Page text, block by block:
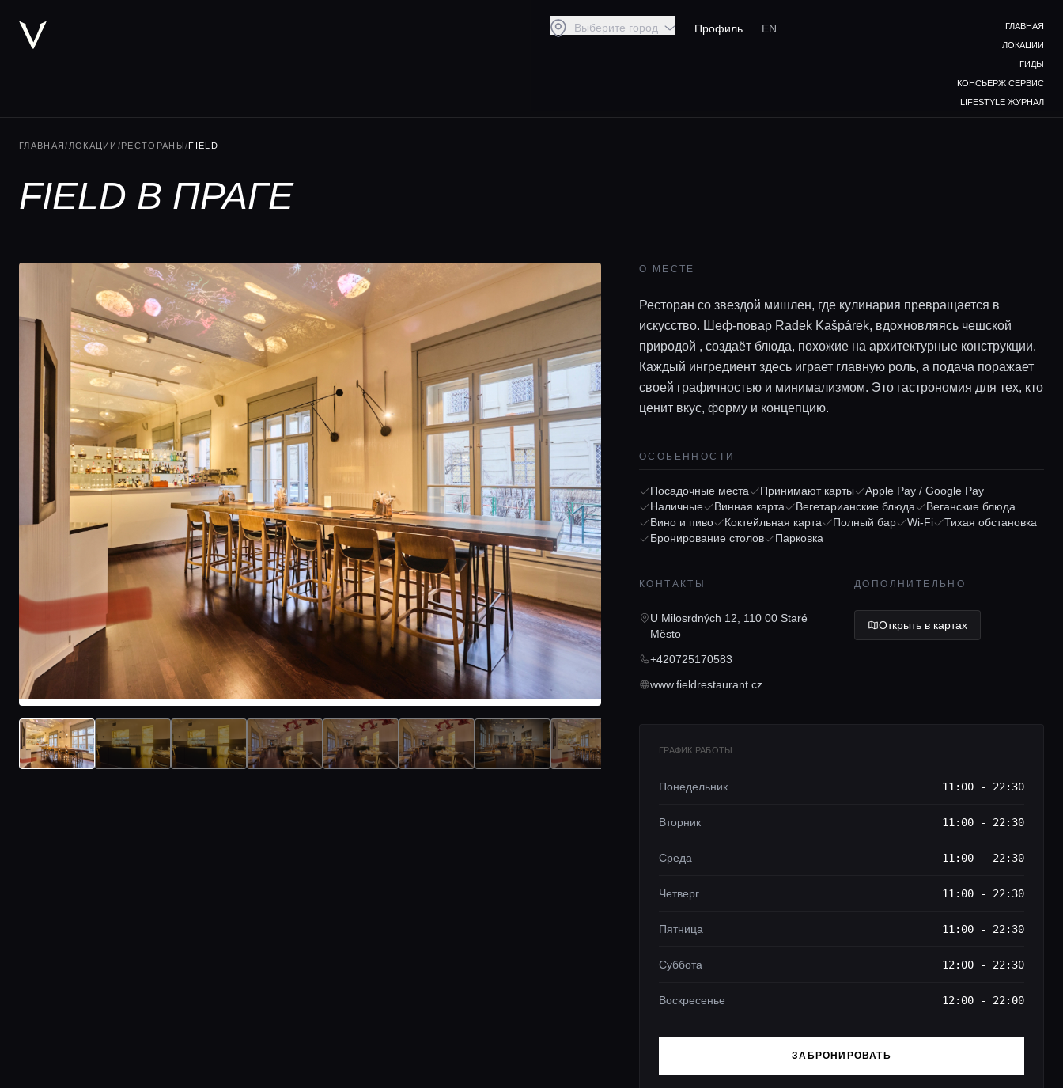
Выберите город Профиль EN
ГЛАВНАЯ
ЛОКАЦИИ
ГИДЫ
КОНСЬЕРЖ СЕРВИС
LIFESTYLE ЖУРНАЛ
ГЛАВНАЯ/ ЛОКАЦИИ /РЕСТОРАНЫ/FIELD
FIELD В ПРАГЕ
О МЕСТЕ
Ресторан со звездой мишлен, где кулинария превращается в
искусство. Шеф-повар Radek Kašpárek, вдохновляясь чешской
природой , создаёт блюда, похожие на архитектурные конструкции.
Каждый ингредиент здесь играет главную роль, а подача поражает
своей графичностью и минимализмом. Это гастрономия для тех, кто
ценит вкус, форму и концепцию.
ОСОБЕННОСТИ
Посадочные места Принимают карты
Apple Pay / Google Pay
Наличные
Винная карта Вегетарианские блюда
Веганские блюда
Вино и пиво
Коктейльная карта Полный бар Wi-Fi
Тихая обстановка
Бронирование столов
Парковка
КОНТАКТЫ
U Milosrdných 12, 110 00 Staré
Město
+420725170583
www.fieldrestaurant.cz
ДОПОЛНИТЕЛЬНО
Открыть в картах
ГРАФИК РАБОТЫ
Понедельник 11:00 - 22:30
Вторник 11:00 - 22:30
Среда 11:00 - 22:30
Четверг 11:00 - 22:30
Пятница 11:00 - 22:30
Суббота 12:00 - 22:30
Воскресенье 12:00 - 22:00
ЗАБРОНИРОВАТЬ